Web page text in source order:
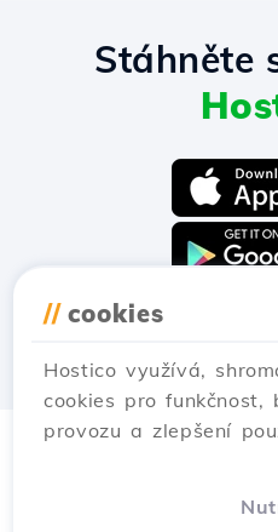
// cookies
Hostico využívá,
cookies pro funkčnost,
provozu a zlepšení
Stáhněte